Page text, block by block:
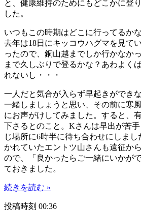
と、健康維持のためにもどこかに登
した。
いつもこの時期はどこに行ってるか
去年は18日にキッコウハグマを見て
ったので、銅山越までしか行かなか
まで久しぶりで登るかな？あわよく
れないし・・・
一人だと気合が入らず早起きができ
一緒しましょうと思い、その前に寒
にお声がけしてみました。すると、
下さるとのこと。Kさんは早出が苦
じ場所に6時半に待ち合わせにしま
かれていたエントツ山さんも遠征か
ので、「良かったらご一緒にいかが
ておきました。
続きを読む »
投稿時刻 00:36